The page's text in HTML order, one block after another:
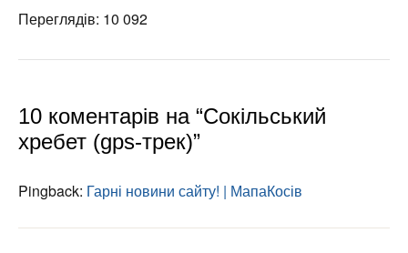
Переглядів: 10 092
10 коментарів на “Сокільський
хребет (gps-трек)”
Pingback: Гарні новини сайту! | МапаКосів